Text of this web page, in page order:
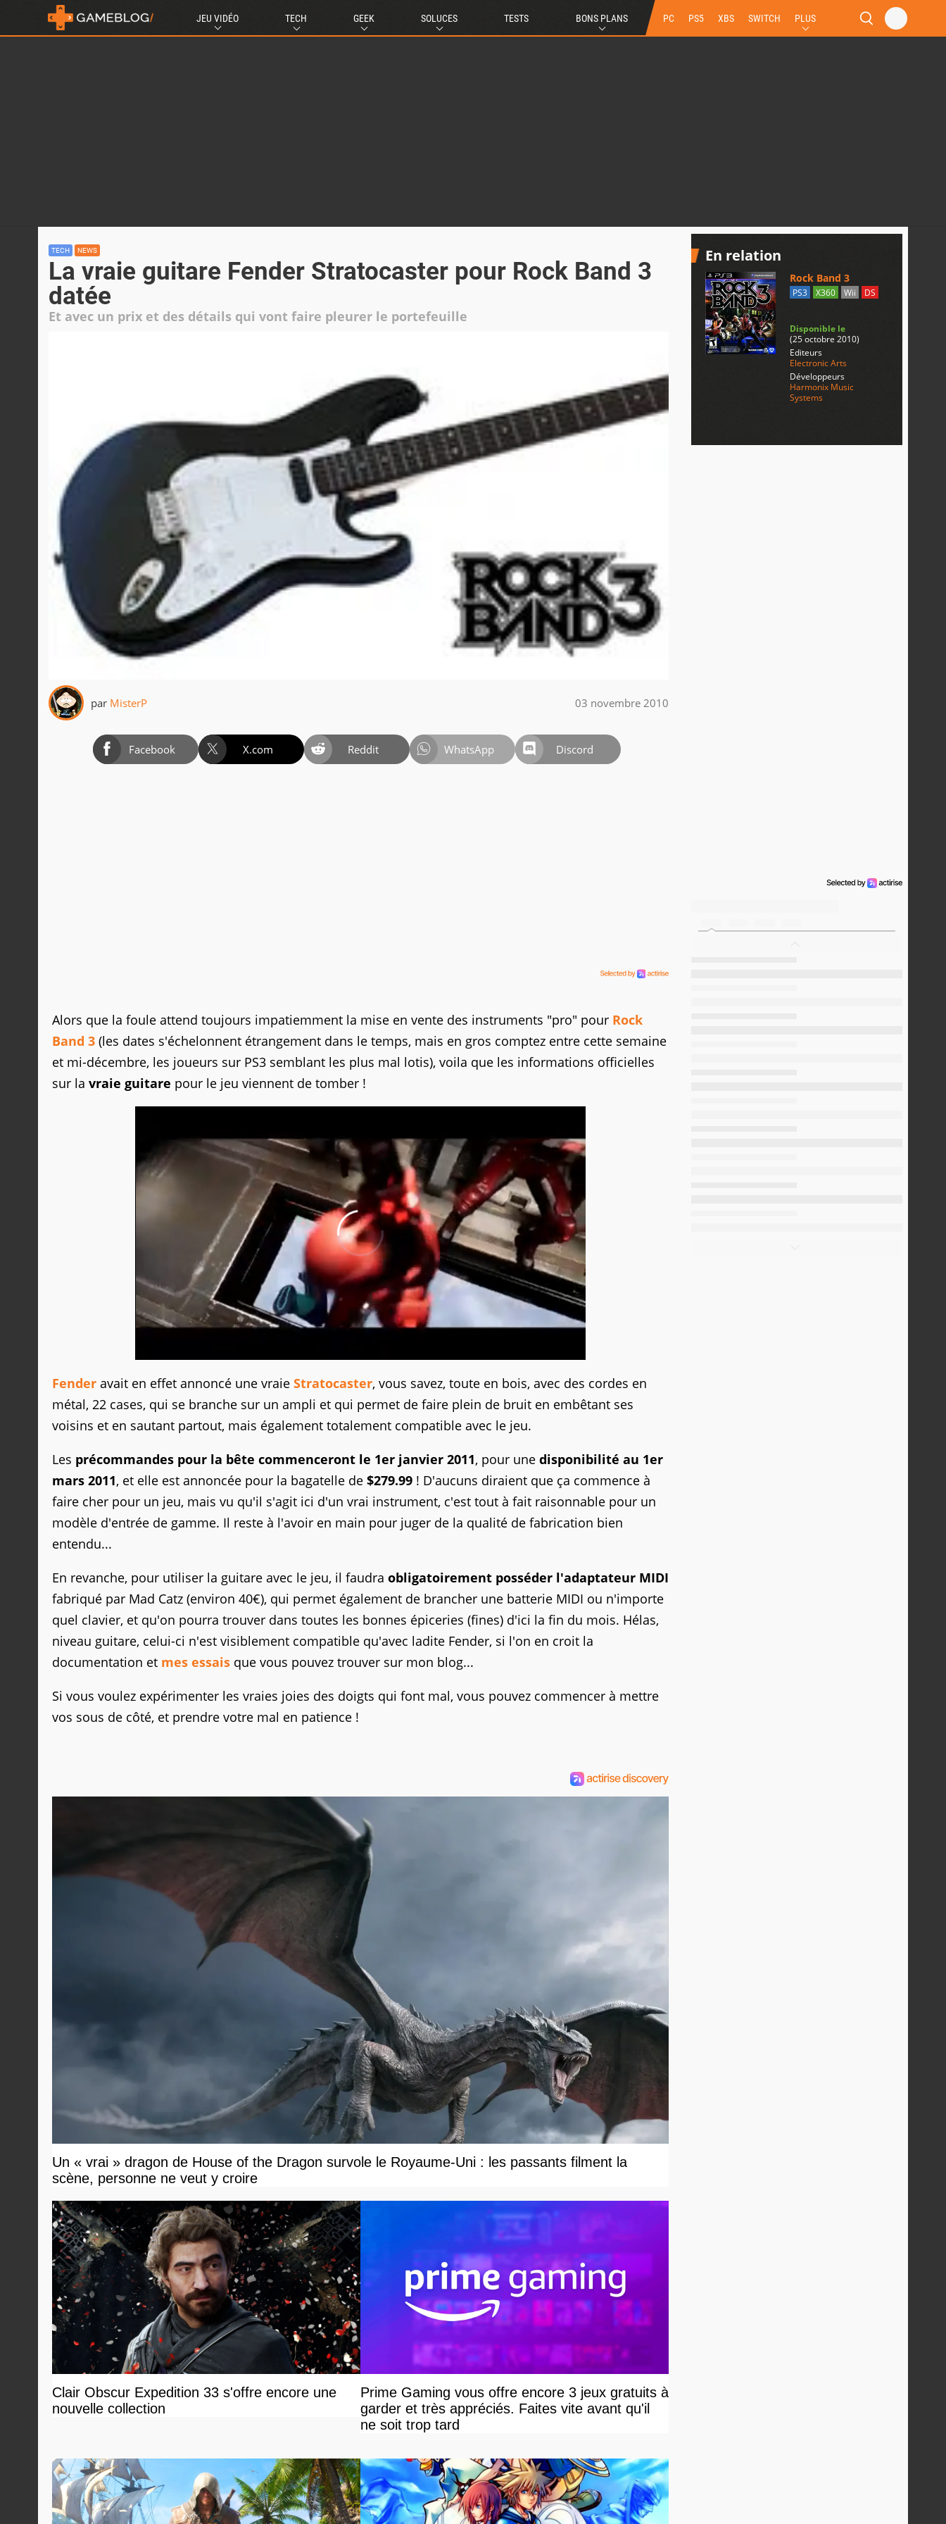
JEU VIDÉO TECH GEEK SOLUCES TESTS BONS PLANS PC PS5 XBS SWITCH PLUS
TECH NEWS
La vraie guitare Fender Stratocaster pour Rock Band 3
datée
Et avec un prix et des détails qui vont faire pleurer le portefeuille
par MisterP 03 novembre 2010
Facebook X.com Reddit WhatsApp Discord
Alors que la foule attend toujours impatiemment la mise en vente des instruments "pro" pour Rock
Band 3 (les dates s'échelonnent étrangement dans le temps, mais en gros comptez entre cette semaine
et mi-décembre, les joueurs sur PS3 semblant les plus mal lotis), voila que les informations officielles
sur la vraie guitare pour le jeu viennent de tomber !
Fender avait en effet annoncé une vraie Stratocaster, vous savez, toute en bois, avec des cordes en
métal, 22 cases, qui se branche sur un ampli et qui permet de faire plein de bruit en embêtant ses
voisins et en sautant partout, mais également totalement compatible avec le jeu.
Les précommandes pour la bête commenceront le 1er janvier 2011, pour une disponibilité au 1er
mars 2011, et elle est annoncée pour la bagatelle de $279.99 ! D'aucuns diraient que ça commence à
faire cher pour un jeu, mais vu qu'il s'agit ici d'un vrai instrument, c'est tout à fait raisonnable pour un
modèle d'entrée de gamme. Il reste à l'avoir en main pour juger de la qualité de fabrication bien
entendu...
En revanche, pour utiliser la guitare avec le jeu, il faudra obligatoirement posséder l'adaptateur MIDI
fabriqué par Mad Catz (environ 40€), qui permet également de brancher une batterie MIDI ou n'importe
quel clavier, et qu'on pourra trouver dans toutes les bonnes épiceries (fines) d'ici la fin du mois. Hélas,
niveau guitare, celui-ci n'est visiblement compatible qu'avec ladite Fender, si l'on en croit la
documentation et mes essais que vous pouvez trouver sur mon blog...
Si vous voulez expérimenter les vraies joies des doigts qui font mal, vous pouvez commencer à mettre
vos sous de côté, et prendre votre mal en patience !
Un « vrai » dragon de House of the Dragon survole le Royaume-Uni : les passants filment la
scène, personne ne veut y croire
Clair Obscur Expedition 33 s'offre encore une
nouvelle collection
Prime Gaming vous offre encore 3 jeux gratuits à
garder et très appréciés. Faites vite avant qu'il
ne soit trop tard
En relation
Rock Band 3
PS3 X360 Wii DS
Disponible le
(25 octobre 2010)
Editeurs
Electronic Arts
Développeurs
Harmonix Music
Systems